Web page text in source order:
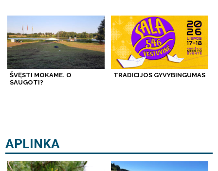
ŠVĘSTI MOKAME. O
SAUGOTI?
TRADICIJOS GYVYBINGUMAS
APLINKA